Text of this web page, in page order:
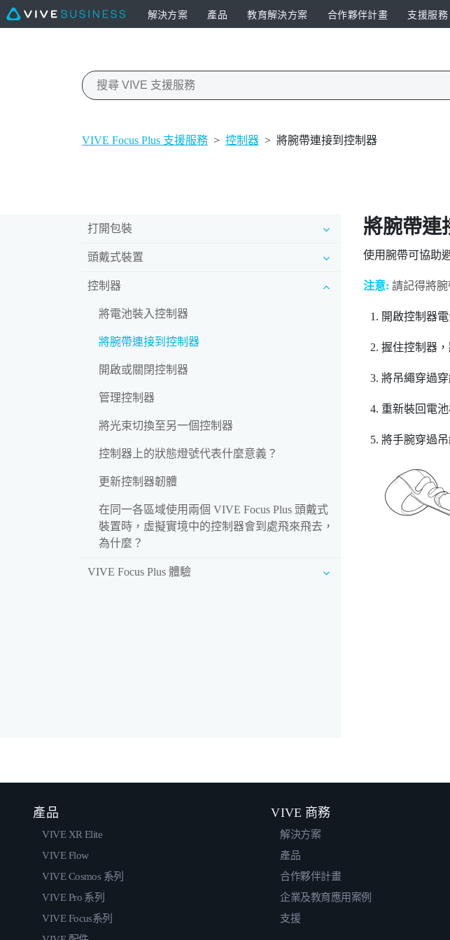
解決方案 產品 教育解決方案 合作夥伴計畫 支援服務
VIVE Focus Plus 支援服務 > 控制器 > 將腕帶連接到控制器
打開包裝
頭戴式裝置
控制器
將電池裝入控制器
將腕帶連接到控制器
開啟或關閉控制器
管理控制器
將光束切換至另一個控制器
控制器上的狀態燈號代表什麼意義？
更新控制器韌體
在同一各區域使用兩個 VIVE Focus Plus 頭戴式
裝置時，虛擬實境中的控制器會到處飛來飛去，
為什麼？
VIVE Focus Plus 體驗
將腕帶連
使用腕帶可協助
注意: 請記得將腕
開啟控制器電
握住控制器
將吊繩穿過
重新裝回電池
將手腕穿過
產品
VIVE XR Elite
VIVE Flow
VIVE Cosmos 系列
VIVE Pro 系列
VIVE Focus系列
VIVE 商務
解決方案
產品
合作夥伴計畫
企業及教育應用案例
支援